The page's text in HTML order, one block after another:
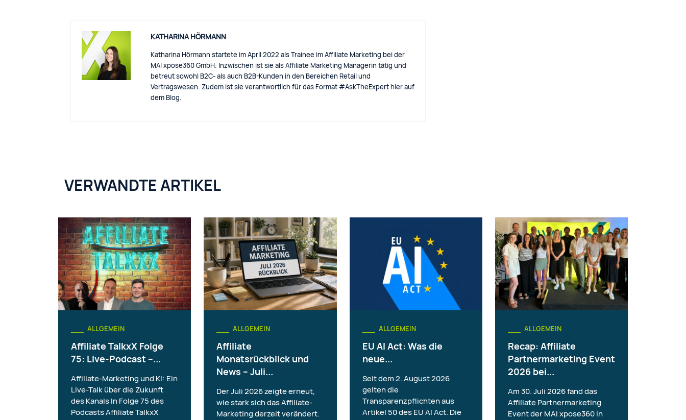
KATHARINA HÖRMANN
Katharina Hörmann startete im April 2022 als Trainee im Affiliate Marketing bei der
MAI xpose360 GmbH. Inzwischen ist sie als Affiliate Marketing Managerin tätig und
betreut sowohl B2C- als auch B2B-Kunden in den Bereichen Retail und
Vertragswesen. Zudem ist sie verantwortlich für das Format #AskTheExpert hier auf
dem Blog.
VERWANDTE ARTIKEL
ALLGEMEIN
Affiliate TalkxX Folge
75: Live-Podcast –...
Affiliate-Marketing und KI: Ein
Live-Talk über die Zukunft
des Kanals In Folge 75 des
Podcasts Affiliate TalkxX
ALLGEMEIN
Affiliate
Monatsrückblick und
News – Juli...
Der Juli 2026 zeigte erneut,
wie stark sich das Affiliate-
Marketing derzeit verändert.
ALLGEMEIN
EU AI Act: Was die
neue...
Seit dem 2. August 2026
gelten die
Transparenzpflichten aus
Artikel 50 des EU AI Act. Die
ALLGEMEIN
Recap: Affiliate
Partnermarketing Event
2026 bei...
Am 30. Juli 2026 fand das
Affiliate Partnermarketing
Event der MAI xpose360 in